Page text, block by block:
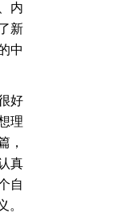
内
新
中
好
理
，
真
自
。